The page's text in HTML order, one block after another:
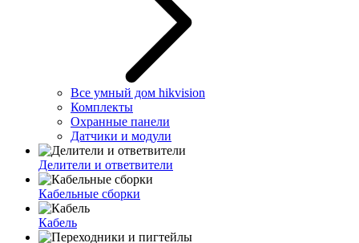
Все умный дом hikvision
Комплекты
Охранные панели
Датчики и модули
Делители и ответвители
Кабельные сборки
Кабель